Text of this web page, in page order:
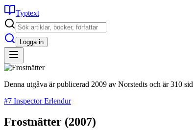
Typtext
Logga in
Denna utgåva är publicerad 2009 av Norstedts och är 310
#7 Inspector Erlendur
Frostnätter (2007)